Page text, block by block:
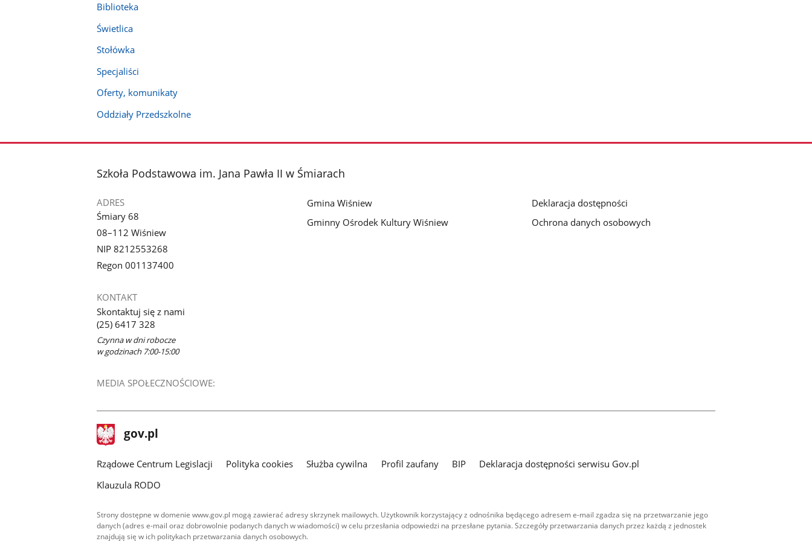
Biblioteka
Świetlica
Stołówka
Specjaliści
Oferty, komunikaty
Oddziały Przedszkolne
stopka
Szkoła Podstawowa im. Jana Pawła II w Śmiarach
ADRES
Śmiary 68
08–112 Wiśniew
NIP 8212553268
Regon 001137400
KONTAKT
Skontaktuj się z nami
(25) 6417 328
Czynna w dni robocze
w godzinach 7:00-15:00
MEDIA SPOŁECZNOŚCIOWE:
Gmina Wiśniew
Gminny Ośrodek Kultury Wiśniew
Deklaracja dostępności
Ochrona danych osobowych
stopka
gov.pl Strona
gov.pl
Rządowe Centrum Legislacji Polityka cookies Służba cywilna Profil zaufany BIP
Deklaracja dostępności serwisu Gov.pl
Klauzula RODO
Strony dostępne w domenie www.gov.pl mogą zawierać adresy skrzynek mailowych. Użytkownik korzystający z odnośnika będącego adresem e-mail zgadza się na przetwarzanie jego
danych (adres e-mail oraz dobrowolnie podanych danych w wiadomości) w celu przesłania odpowiedzi na przesłane pytania. Szczegóły przetwarzania danych przez każdą z jednostek
znajdują się w ich politykach przetwarzania danych osobowych.